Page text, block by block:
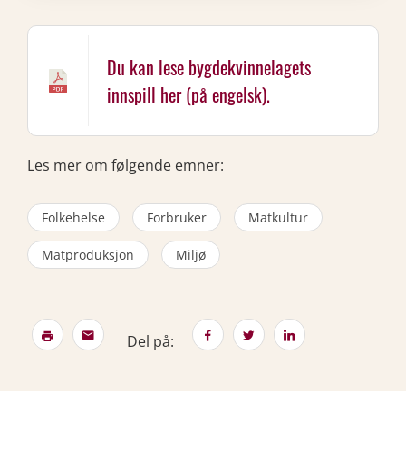
Du kan lese bygdekvinnelagets
innspill her (på engelsk).
Les mer om følgende emner:
Folkehelse Forbruker Matkultur
Matproduksjon Miljø
Del på: